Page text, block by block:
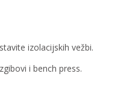
izolacijskih vežbi.
i bench press.